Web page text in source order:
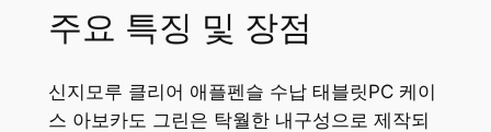
주요 특징 및 장점
신지모루 클리어 애플펜슬 수납 태블릿PC 케이
스 아보카도 그린은 탁월한 내구성으로 제작되